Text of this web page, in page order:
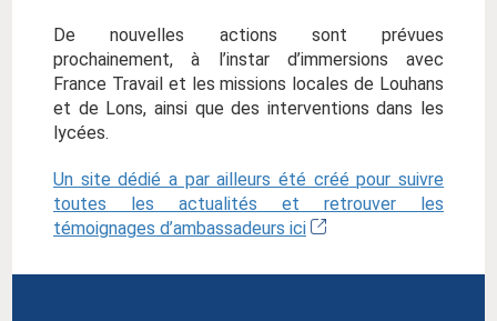
De nouvelles actions sont prévues
prochainement, à l’instar d’immersions avec
France Travail et les missions locales de Louhans
et de Lons, ainsi que des interventions dans les
lycées.
Un site dédié a par ailleurs été créé pour suivre
toutes les actualités et retrouver les
témoignages d’ambassadeurs ici